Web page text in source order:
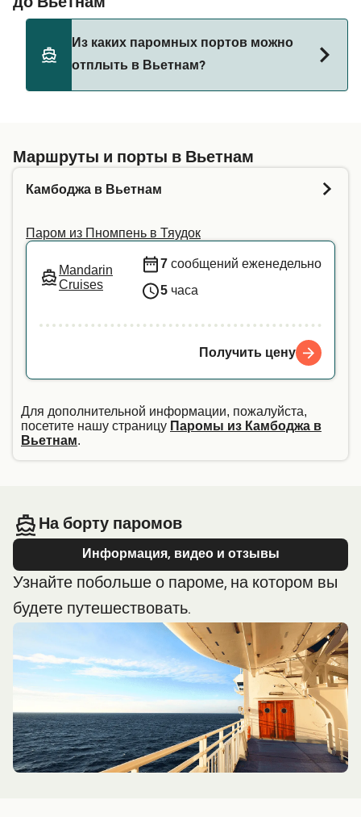
Из каких паромных портов можно
отплыть в Вьетнам?
альтернативных маршрутов.
Маршруты и порты в Вьетнам
Камбоджа в Вьетнам
Паром из Пномпень в Тяудок
Mandarin
Cruises
7 сообщений еженедельно
5 часа
Получить цену
Для дополнительной информации, пожалуйста,
посетите нашу страницу Паромы из Камбоджа в
Вьетнам.
На борту паромов
Информация, видео и отзывы
Узнайте побольше о пароме, на котором вы
будете путешествовать.